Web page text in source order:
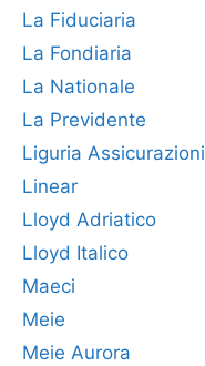
La Fiduciaria
La Fondiaria
La Nationale
La Previdente
Liguria Assicurazioni
Linear
Lloyd Adriatico
Lloyd Italico
Maeci
Meie
Meie Aurora